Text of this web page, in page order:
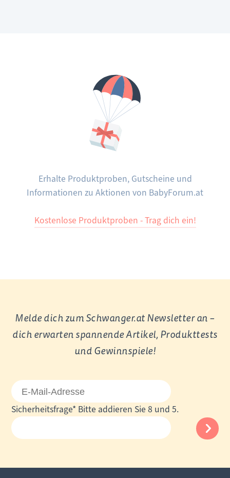
Erhalte Produktproben, Gutscheine und
Informationen zu Aktionen von BabyForum.at
Kostenlose Produktproben - Trag dich ein!
Melde dich zum Schwanger.at Newsletter an –
dich erwarten spannende Artikel, Produkttests
und Gewinnspiele!
E-
Mail-
Adresse
Pflichtfeld
Sicherheitsfrage* Bitte addieren Sie 8 und 5.